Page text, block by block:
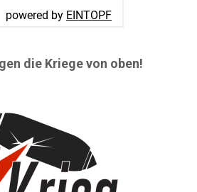
die Kriege von oben!